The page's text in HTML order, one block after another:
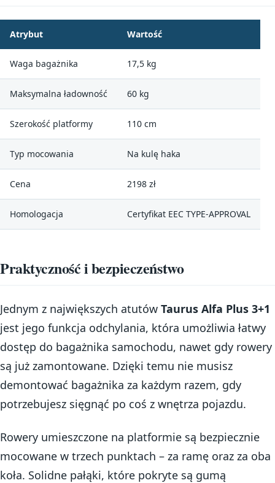
Atrybut Wartość
Waga bagażnika 17,5 kg
Maksymalna ładowność 60 kg
Szerokość platformy 110 cm
Typ mocowania Na kulę haka
Cena 2198 zł
Homologacja Certyfikat EEC TYPE-APPROVAL
Praktyczność i bezpieczeństwo
Jednym z największych atutów Taurus Alfa Plus 3+1
jest jego funkcja odchylania, która umożliwia łatwy
dostęp do bagażnika samochodu, nawet gdy rowery
są już zamontowane. Dzięki temu nie musisz
demontować bagażnika za każdym razem, gdy
potrzebujesz sięgnąć po coś z wnętrza pojazdu.
Rowery umieszczone na platformie są bezpiecznie
mocowane w trzech punktach – za ramę oraz za oba
koła. Solidne pałąki, które pokryte są gumą